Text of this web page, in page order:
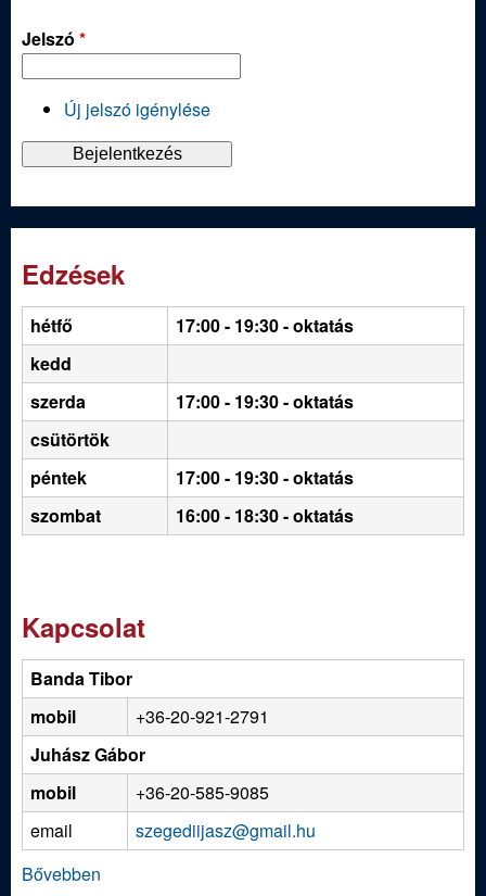
Jelszó *
Új jelszó igénylése
Edzések
hétfő 17:00 - 19:30- oktatás
kedd
szerda
17:00 - 19:30 - oktatás
csütörtök
péntek
17:00 - 19:30 - oktatás
szombat
16:00 - 18:30 - oktatás
Kapcsolat
Banda Tibor
mobil
+36-20-921-2791
Juhász Gábor
mobil
+36-20-585-9085
email
szegediijasz@gmail.hu
Bővebben